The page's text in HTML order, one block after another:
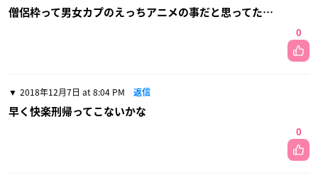
僧侶枠って男女カプのえっちアニメの事だと思ってた…
0
2018年12月7日 at 8:04 PM 返信
早く快楽刑帰ってこないかな
0